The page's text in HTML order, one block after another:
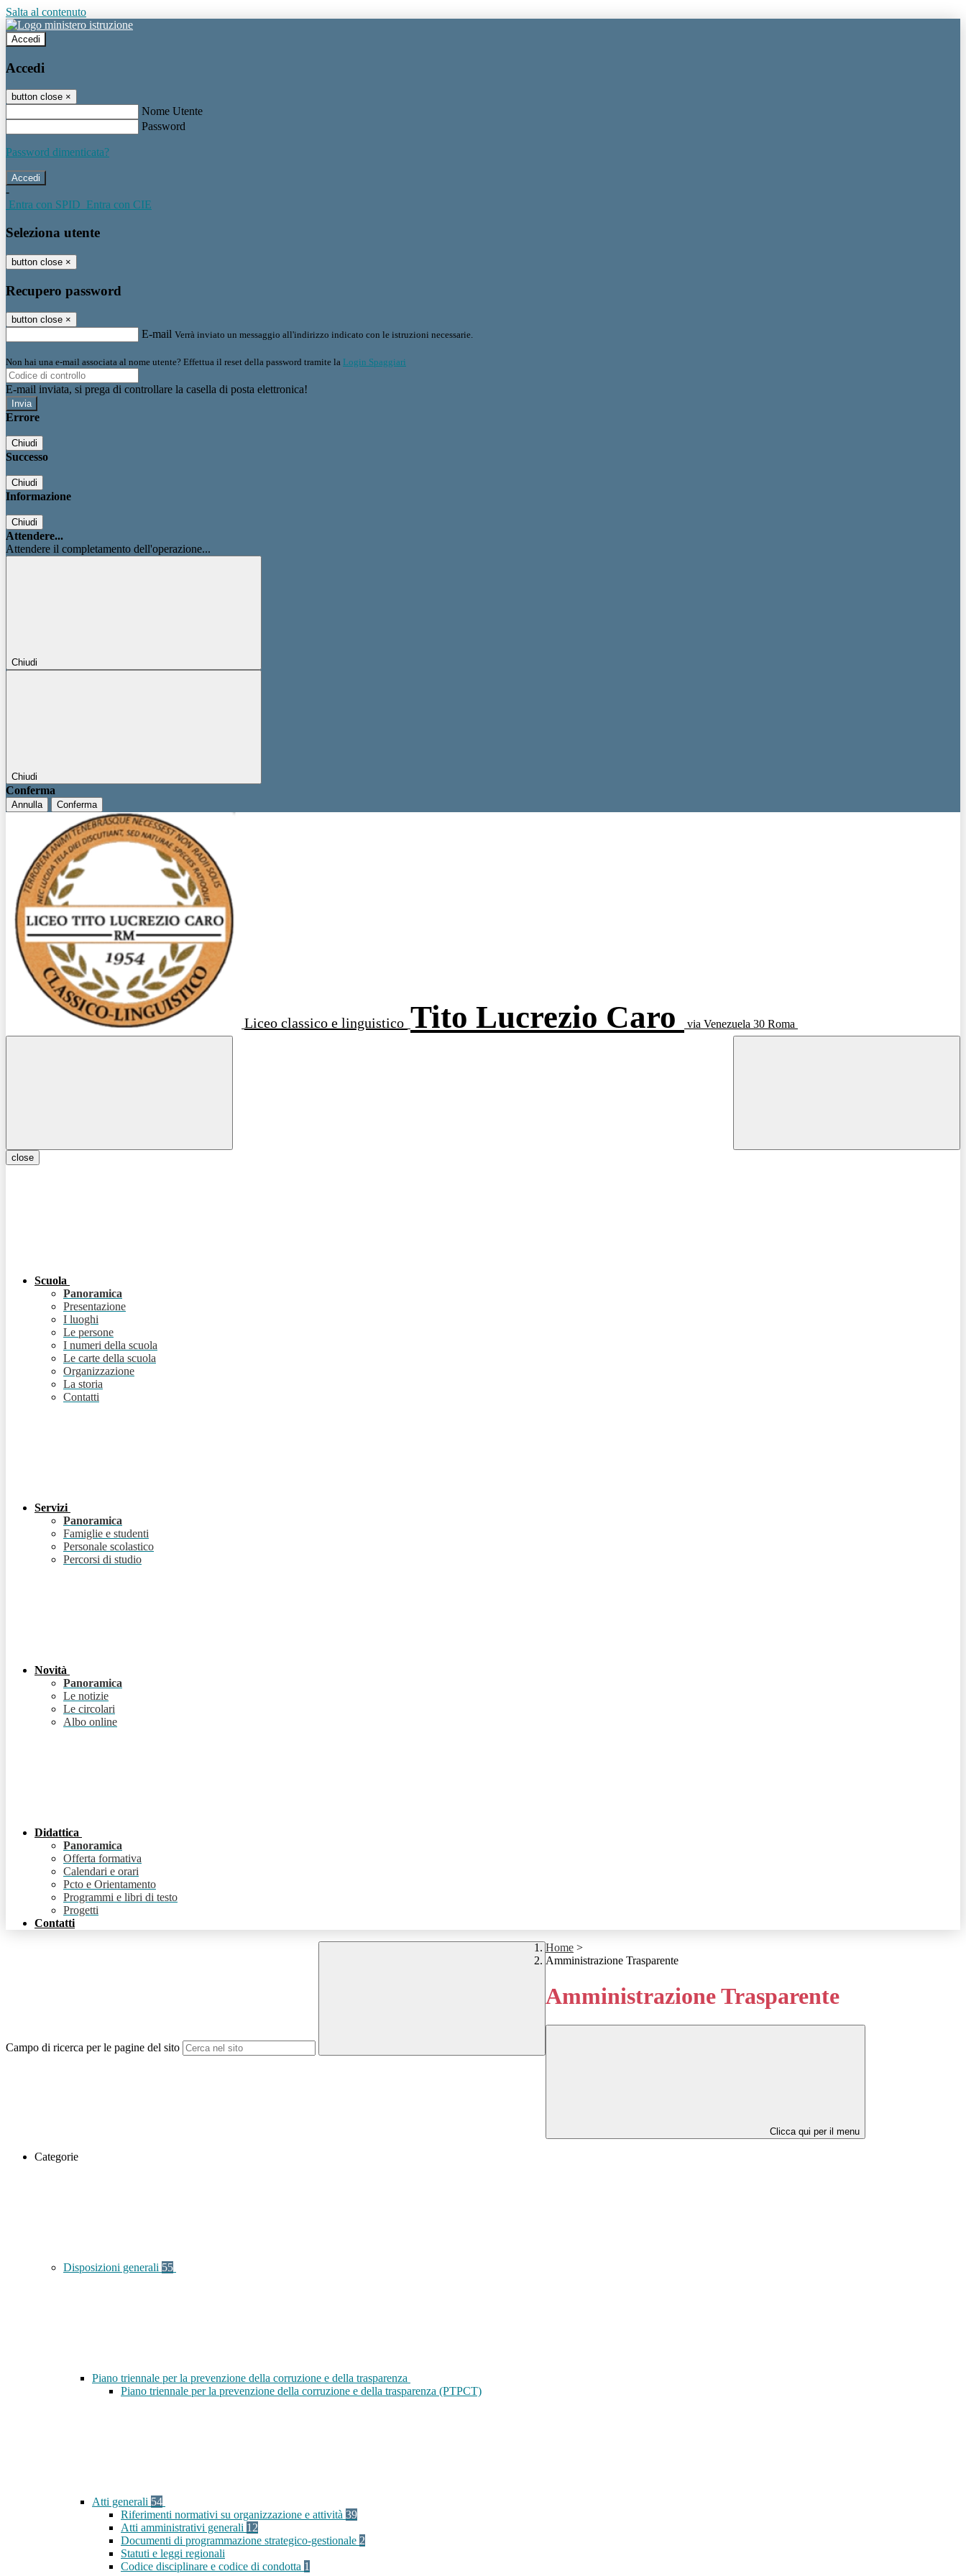
Salta al contenuto
Accedi
Accedi
button close ×
Nome Utente
Password
Password dimenticata?
-
Entra con SPID Entra con CIE
Seleziona utente
button close ×
Recupero password
button close ×
E-mail Verrà inviato un messaggio all'indirizzo indicato con le istruzioni necessarie.
Non hai una e-mail associata al nome utente? Effettua il reset della password tramite la Login Spaggiari
E-mail inviata, si prega di controllare la casella di posta elettronica!
Errore
Chiudi
Successo
Chiudi
Informazione
Chiudi
Attendere...
Attendere il completamento dell'operazione...
Chiudi
Chiudi
Conferma
Annulla Conferma
Liceo classico e linguistico Tito Lucrezio Caro via Venezuela 30 Roma
close
Scuola
Panoramica
Presentazione
I luoghi
Le persone
I numeri della scuola
Le carte della scuola
Organizzazione
La storia
Contatti
Servizi
Panoramica
Famiglie e studenti
Personale scolastico
Percorsi di studio
Novità
Panoramica
Le notizie
Le circolari
Albo online
Didattica
Panoramica
Offerta formativa
Calendari e orari
Pcto e Orientamento
Programmi e libri di testo
Progetti
Contatti
Campo di ricerca per le pagine del sito
Home >
Amministrazione Trasparente
Amministrazione Trasparente
Clicca qui per il menu
Categorie
Disposizioni generali 55
Piano triennale per la prevenzione della corruzione e della trasparenza
Piano triennale per la prevenzione della corruzione e della trasparenza (PTPCT)
Atti generali 54
Riferimenti normativi su organizzazione e attività 39
Atti amministrativi generali 12
Documenti di programmazione strategico-gestionale 2
Statuti e leggi regionali
Codice disciplinare e codice di condotta 1